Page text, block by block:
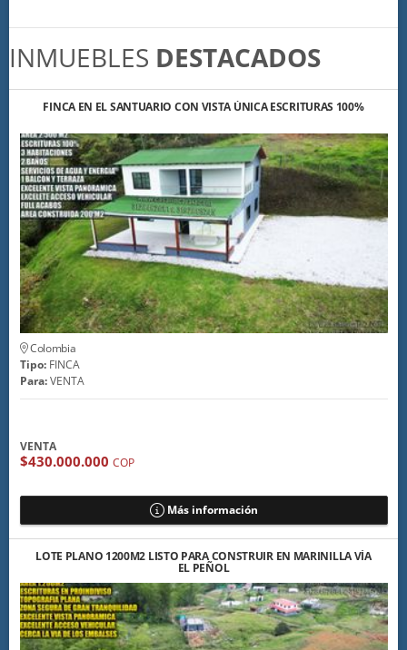
INMUEBLES DESTACADOS
FINCA EN EL SANTUARIO CON VISTA ÚNICA ESCRITURAS 100%
Colombia
Tipo:FINCA
Para:VENTA
VENTA
$430.000.000 COP
Más información
LOTE PLANO 1200M2 LISTO PARA CONSTRUIR EN MARINILLA VÍA
EL PEÑOL